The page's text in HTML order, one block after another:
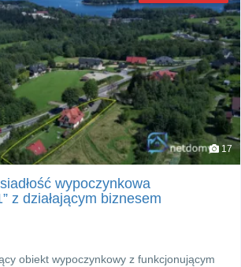
17
wypoczynkowa
z działającym biznesem
obiekt wypoczynkowy z funkcjonującym